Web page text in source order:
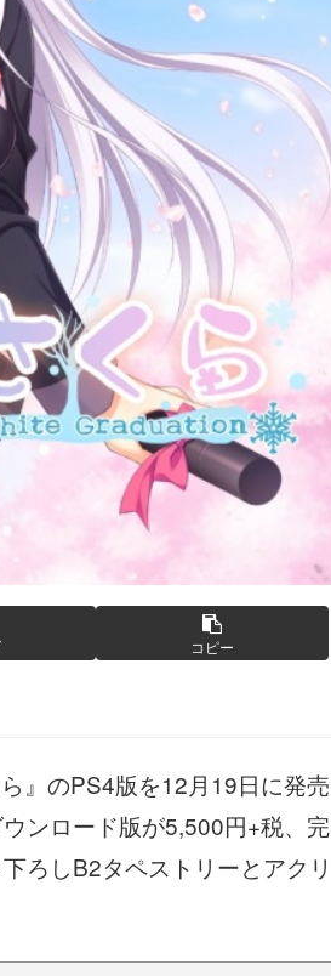
コピー
』のPS4版を12月19日に発売
ンロード版が5,500円+税、完
ろしB2タペストリーとアクリ